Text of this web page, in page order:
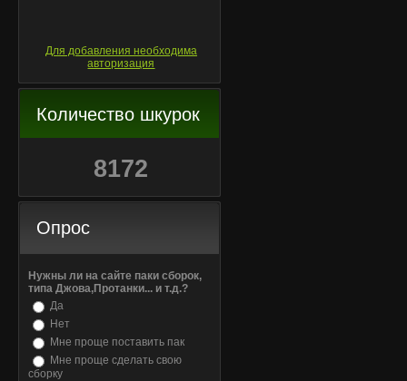
Для добавления необходима
авторизация
Количество шкурок
8172
Опрос
Нужны ли на сайте паки сборок,
типа Джова,Протанки... и т.д.?
Да
Нет
Мне проще поставить пак
Мне проще сделать свою
сборку